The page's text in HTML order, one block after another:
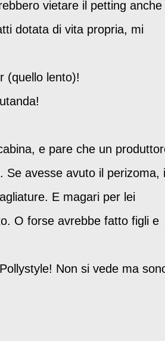
vietare il petting anche
dotata di vita propria, mi
(quello lento)!
e pare che un
Se avesse avuto il perizoma,
E magari per lei
O forse avrebbe fatto figli e
Non si vede ma